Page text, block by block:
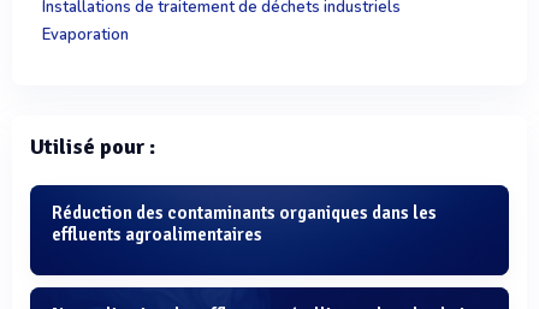
Installations de traitement de déchets industriels
Evaporation
Utilisé pour :
Réduction des contaminants organiques dans les
effluents agroalimentaires